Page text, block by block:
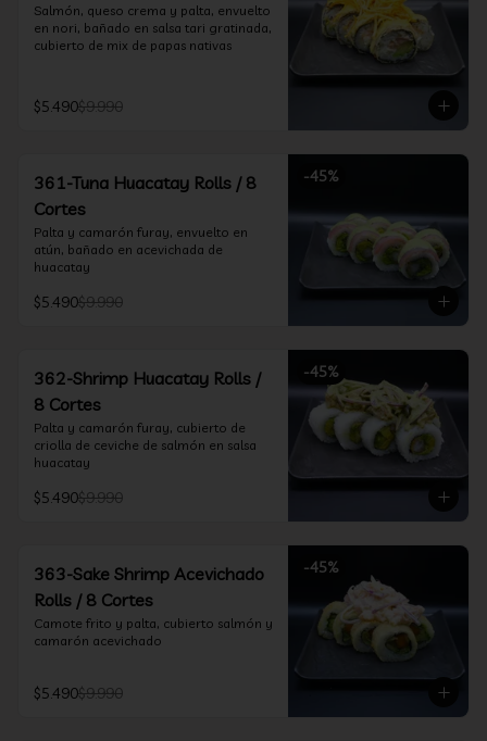
Salmón, queso crema y palta, envuelto
en nori, bañado en salsa tari gratinada,
cubierto de mix de papas nativas
$5.490$9.990
-45%
361-Tuna Huacatay Rolls / 8
Cortes
Palta y camarón furay, envuelto en
atún, bañado en acevichada de
huacatay
$5.490$9.990
-45%
362-Shrimp Huacatay Rolls /
8 Cortes
Palta y camarón furay, cubierto de
criolla de ceviche de salmón en salsa
huacatay
$5.490$9.990
-45%
363-Sake Shrimp Acevichado
Rolls / 8 Cortes
Camote frito y palta, cubierto salmón y
camarón acevichado
$5.490$9.990